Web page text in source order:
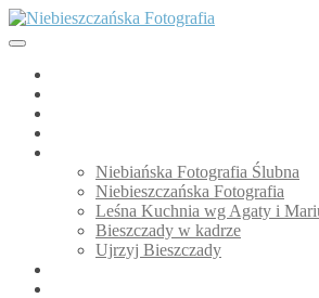
Przejdź
do
Niebiańska Fotografia Ślubna
Niebieszczańska Fotografia
Leśna Kuchnia wg Agaty i
Bieszczady w kadrze
Ujrzyj Bieszczady